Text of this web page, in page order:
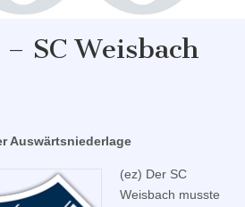
SC Weisbach
Auswärtsniederlage
(ez) Der SC
Weisbach musste